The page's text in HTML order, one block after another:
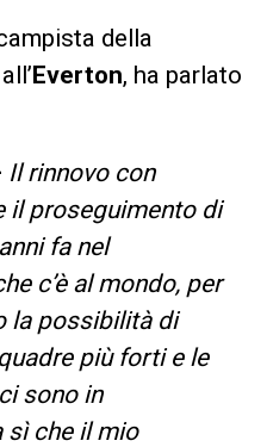
della
Everton, ha parlato
Il rinnovo con
il proseguimento di
fa nel
c’è al mondo, per
la possibilità di
più forti e le
sono in
sì che il mio